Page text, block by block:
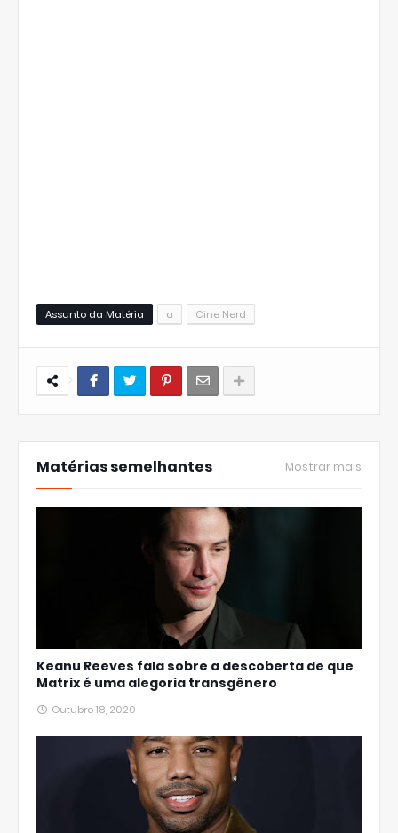
Assunto da Matéria a Cine Nerd
Matérias semelhantes Mostrar mais
Keanu Reeves fala sobre a descoberta de que
Matrix é uma alegoria transgênero
Outubro 18, 2020